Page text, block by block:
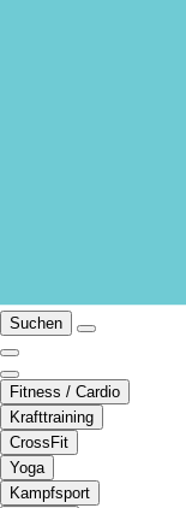
Suchen
Fitness / Cardio
Krafttraining
CrossFit
Yoga
Kampfsport